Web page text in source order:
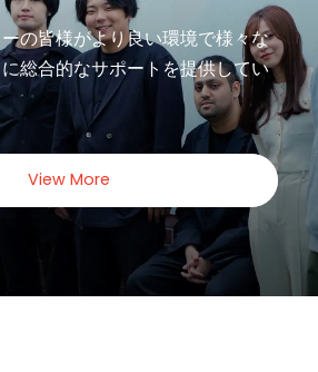
の皆様がより良い環境で様々な
総合的なサポートを提供してい
View More